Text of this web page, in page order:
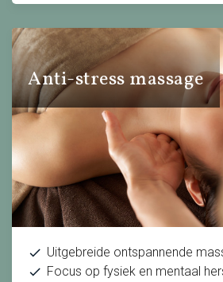
Anti-stress massage
Uitgebreide ontspannende
Focus op fysiek en mentaal